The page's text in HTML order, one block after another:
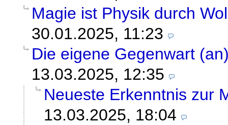
Magie ist Physik durch
30.01.2025, 11:23
Die eigene Gegenwart
13.03.2025, 12:35
Neueste Erkenntnis zur
13.03.2025, 18:04